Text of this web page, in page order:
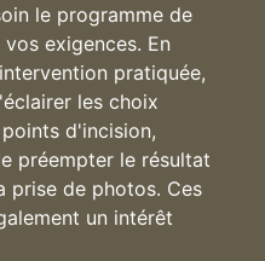
le programme de
exigences. En
pratiquée,
les choix
d'incision,
préempter le résultat
prise de photos. Ces
un intérêt